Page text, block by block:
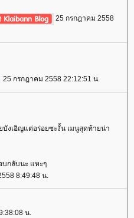
25 กรกฎาคม 2558
25 กรกฎาคม 2558 22:12:51 น.
งเอิญแต่อร่อยซะงั้น เมนูสุดท้ายน่า
บกลับนะ แหะๆ
8:49:48 น.
น.